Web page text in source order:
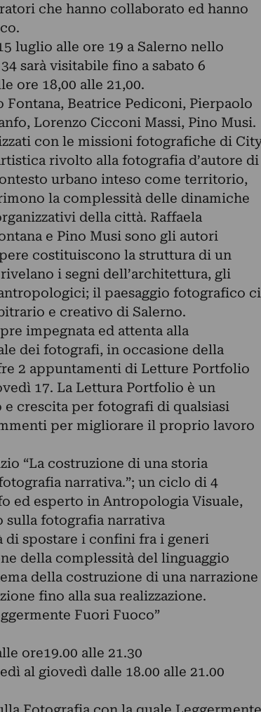
che hanno collaborato ed hanno
luglio alle ore 19 a Salerno nello
sarà visitabile fino a sabato 6
ore 18,00 alle 21,00.
Beatrice Pediconi, Pierpaolo
Lorenzo Cicconi Massi, Pino Musi.
con le missioni fotografiche di
rivolto alla fotografia d’autore di
urbano inteso come territorio,
la complessità delle dinamiche
della città. Raffaela
e Pino Musi sono gli autori
costituiscono la struttura di un
i segni dell’architettura, gli
il paesaggio fotografico ci
e creativo di Salerno.
impegnata ed attenta alla
dei fotografi, in occasione della
2 appuntamenti di Letture Portfolio
17. La Lettura Portfolio è un
crescita per fotografi di qualsiasi
per migliorare il proprio lavoro
“La costruzione di una storia
narrativa.”; un ciclo di 4
ed esperto in Antropologia Visuale,
fotografia narrativa
di spostare i confini fra i generi
della complessità del linguaggio
della costruzione di una narrazione
fino alla sua realizzazione.
Fuori Fuoco”
ore19.00 alle 21.30
al giovedì dalle 18.00 alle 21.00